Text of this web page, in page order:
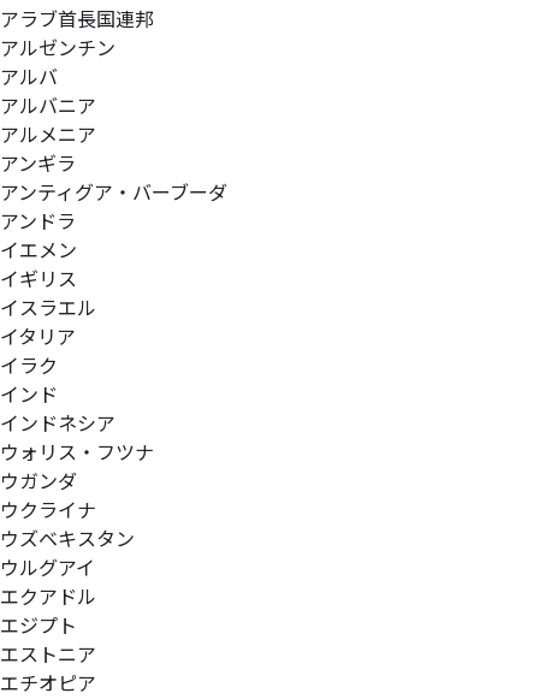
アラブ首長国連邦
アルゼンチン
アルバ
アルバニア
アルメニア
アンギラ
アンティグア・バーブーダ
アンドラ
イエメン
イギリス
イスラエル
イタリア
イラク
インド
インドネシア
ウォリス・フツナ
ウガンダ
ウクライナ
ウズベキスタン
ウルグアイ
エクアドル
エジプト
エストニア
エチオピア